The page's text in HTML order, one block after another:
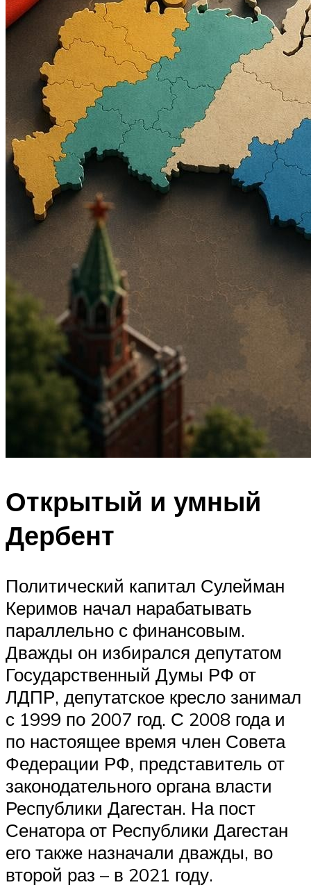
Открытый и умный
Дербент
Политический капитал Сулейман
Керимов начал нарабатывать
параллельно с финансовым.
Дважды он избирался депутатом
Государственный Думы РФ от
ЛДПР, депутатское кресло занимал
с 1999 по 2007 год. С 2008 года и
по настоящее время член Совета
Федерации РФ, представитель от
законодательного органа власти
Республики Дагестан. На пост
Сенатора от Республики Дагестан
его также назначали дважды, во
второй раз – в 2021 году.